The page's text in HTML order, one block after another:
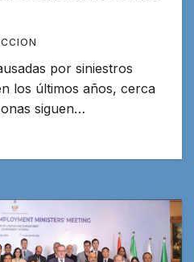
por siniestros
los últimos años, cerca
siguen…